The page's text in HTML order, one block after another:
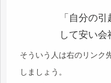
「自分の
して安い会
そういう人は右のリンク
しましょう。